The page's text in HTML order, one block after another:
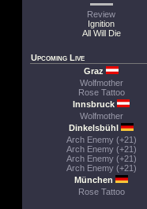
Review
Ignition
All Will Die
Upcoming Live
Graz
Wolfmother
Rose Tattoo
Innsbruck
Wolfmother
Dinkelsbühl
Arch Enemy (+21)
Arch Enemy (+21)
Arch Enemy (+21)
Arch Enemy (+21)
München
Rose Tattoo